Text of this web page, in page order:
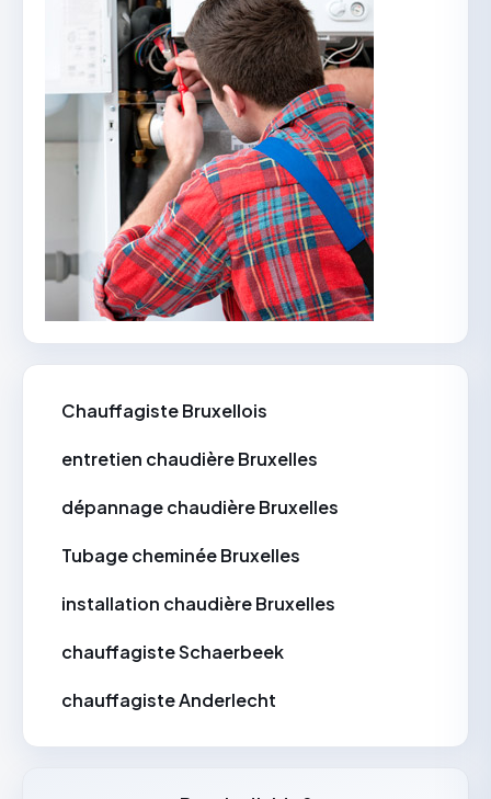
Chauffagiste Bruxellois
entretien chaudière Bruxelles
dépannage chaudière Bruxelles
Tubage cheminée Bruxelles
installation chaudière Bruxelles
chauffagiste Schaerbeek
chauffagiste Anderlecht